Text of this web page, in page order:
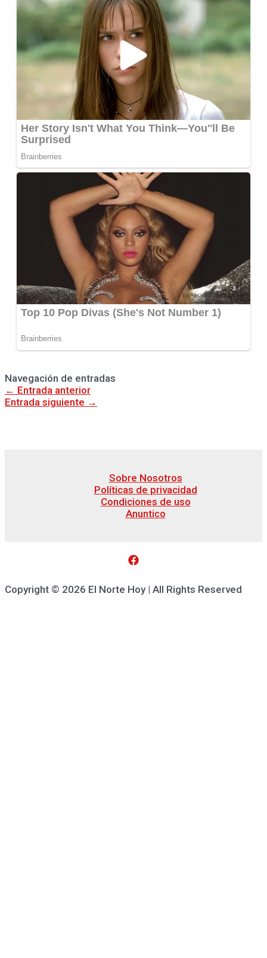
Navegación de entradas
← Entrada anterior
Entrada siguiente →
Sobre Nosotros
Políticas de privacidad
Condiciones de uso
Anuntico
Copyright © 2026 El Norte Hoy | All Rights Reserved